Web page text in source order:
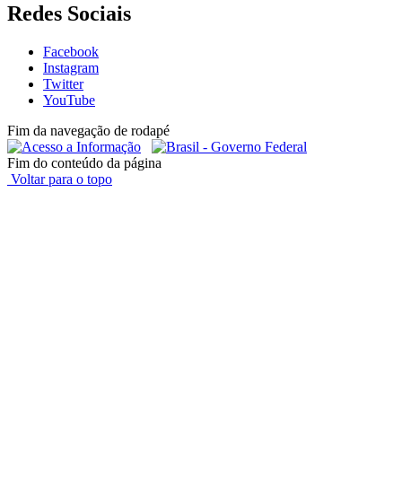
Redes Sociais
Facebook
Instagram
Twitter
YouTube
Fim da navegação de rodapé
Fim do conteúdo da página
Voltar para o topo